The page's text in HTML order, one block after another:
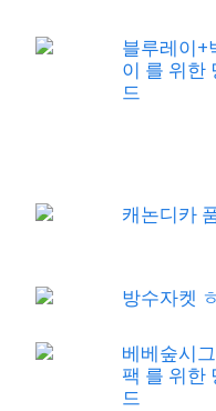
블루레이+
이 를 위한
드
캐논디카
방수자켓
베베숲시
팩 를 위한
드